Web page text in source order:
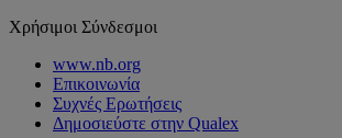
Χρήσιμοι Σύνδεσμοι
www.nb.org
Επικοινωνία
Συχνές Ερωτήσεις
Δημοσιεύστε στην Qualex